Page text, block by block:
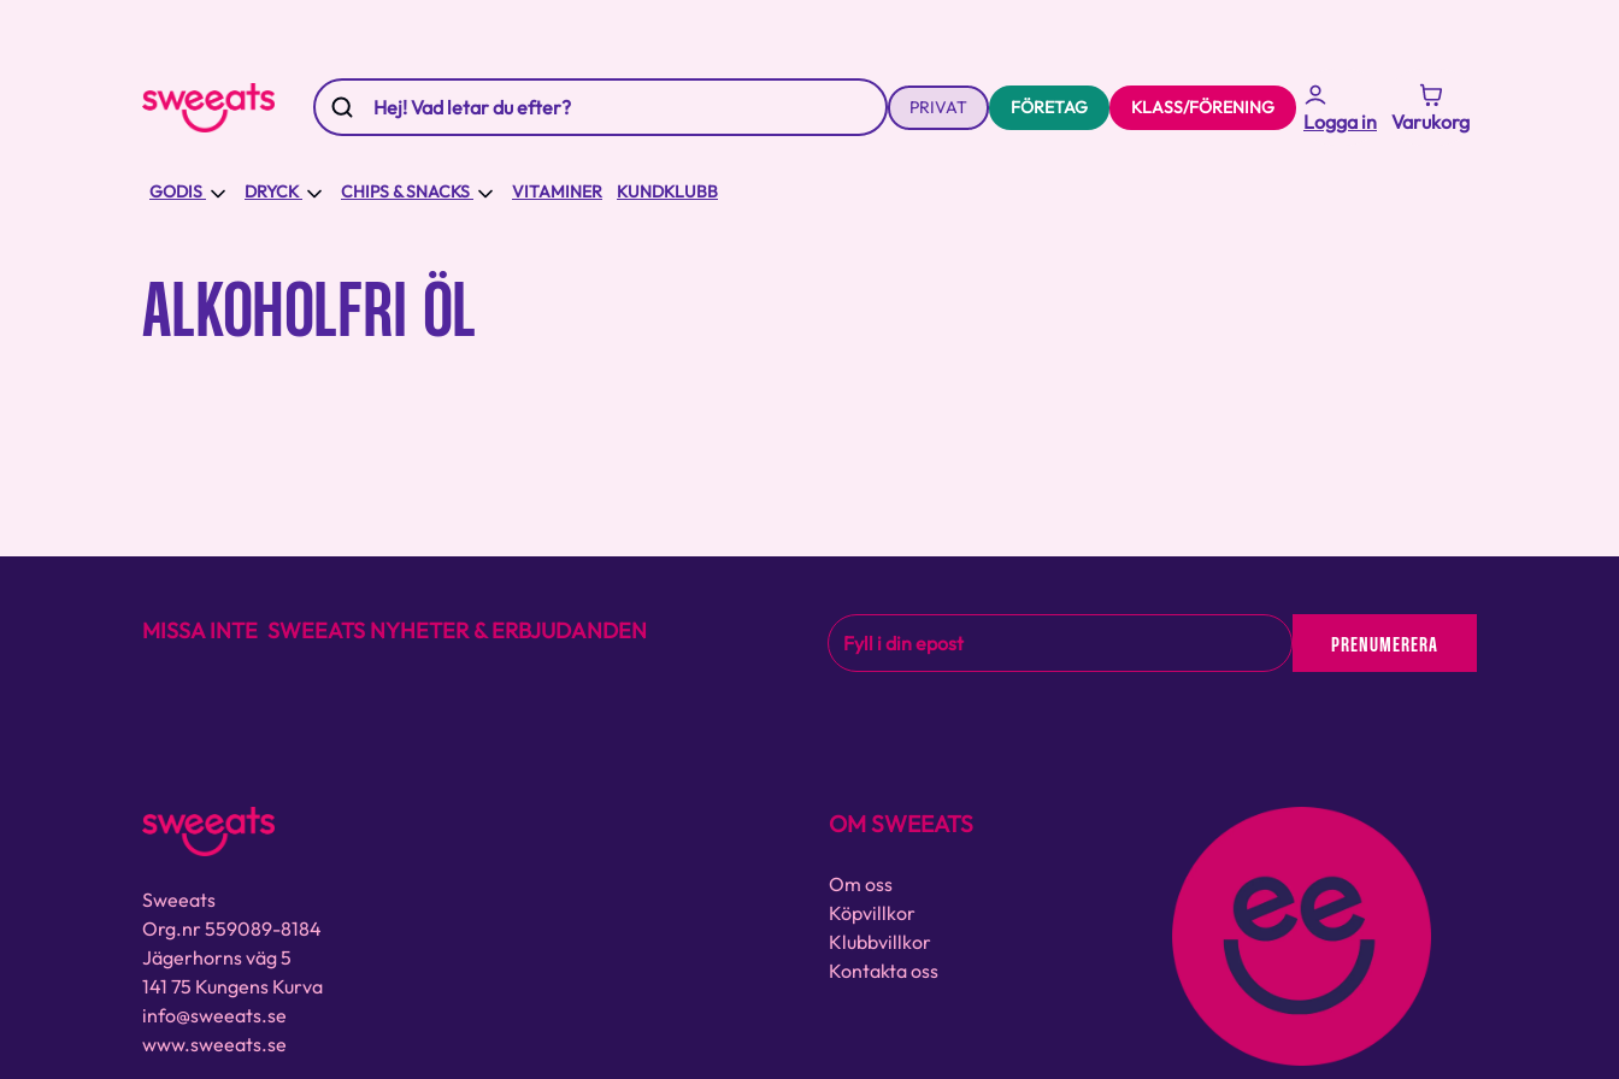
PRIVAT FÖRETAG KLASS/FÖRENING
Logga in Varukorg
GODIS DRYCK CHIPS & SNACKS VITAMINER KUNDKLUBB
ALKOHOLFRI ÖL
MISSA INTE SWEEATS NYHETER & ERBJUDANDEN PRENUMERERA
Sweeats
Org.nr 559089-8184
Jägerhorns väg 5
141 75 Kungens Kurva
info@sweeats.se
www.sweeats.se
OM SWEEATS
Om oss
Köpvillkor
Klubbvillkor
Kontakta oss